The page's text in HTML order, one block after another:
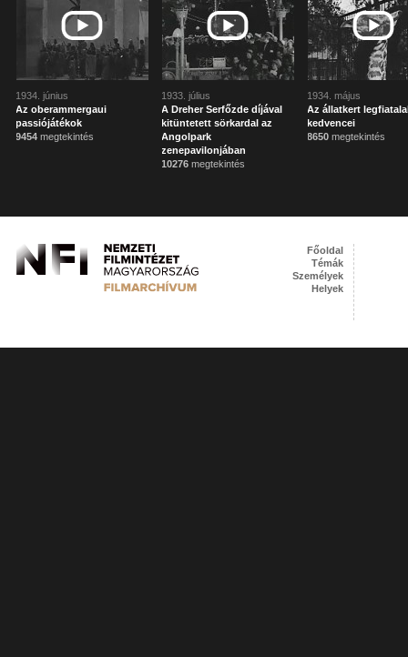
1934. június
Az oberammergaui
passiójátékok
9454 megtekintés
1933. július
A Dreher Serfőzde díjával
kitüntetett sörkardal az
Angolpark
zenepavilonjában
10276 megtekintés
1934. május
Az állatkert
kedvencei
8650 megtekintés
Főoldal
Témák
Személyek
Helyek